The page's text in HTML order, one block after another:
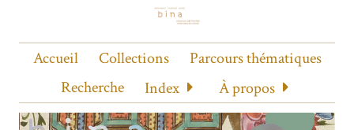
Accueil Collections
Parcours thématiques
Recherche
Index À propos